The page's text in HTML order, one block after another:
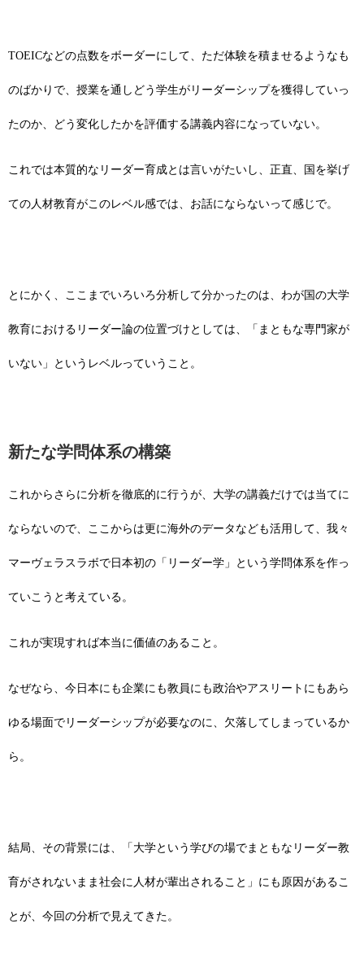
TOEICなどの点数をボーダーにして、ただ体験を積ませるようなも
のばかりで、授業を通しどう学生がリーダーシップを獲得していっ
たのか、どう変化したかを評価する講義内容になっていない。
これでは本質的なリーダー育成とは言いがたいし、正直、国を挙げ
ての人材教育がこのレベル感では、お話にならないって感じで。
とにかく、ここまでいろいろ分析して分かったのは、わが国の大学
教育におけるリーダー論の位置づけとしては、「まともな専門家が
いない」というレベルっていうこと。
新たな学問体系の構築
これからさらに分析を徹底的に行うが、大学の講義だけでは当てに
ならないので、ここからは更に海外のデータなども活用して、我々
マーヴェラスラボで日本初の「リーダー学」という学問体系を作っ
ていこうと考えている。
これが実現すれば本当に価値のあること。
なぜなら、今日本にも企業にも教員にも政治やアスリートにもあら
ゆる場面でリーダーシップが必要なのに、欠落してしまっているか
ら。
結局、その背景には、「大学という学びの場でまともなリーダー教
育がされないまま社会に人材が輩出されること」にも原因があるこ
とが、今回の分析で見えてきた。